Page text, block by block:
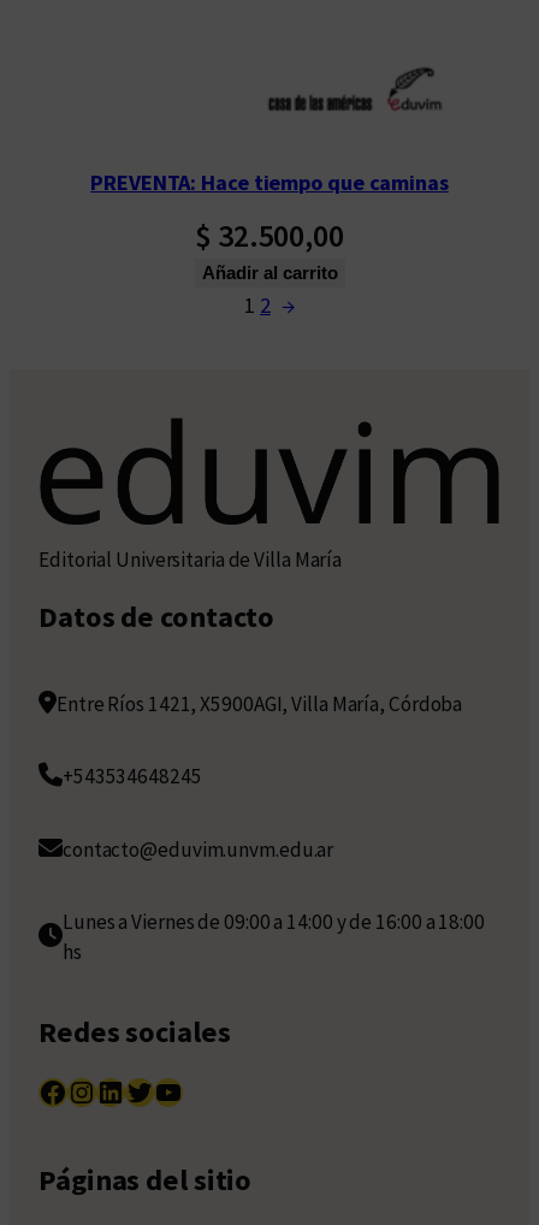
PREVENTA: Hace tiempo que caminas
$ 32.500,00
Añadir al carrito
1 2 →
Editorial Universitaria de Villa María
Datos de contacto
Entre Ríos 1421, X5900AGI, Villa María, Córdoba
+543534648245
contacto@eduvim.unvm.edu.ar
Lunes a Viernes de 09:00 a 14:00 y de 16:00 a 18:00
hs
Redes sociales
Facebook InstagramLinkedIn Twitter YouTube
Páginas del sitio